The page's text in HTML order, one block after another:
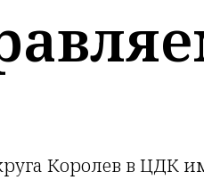
Королев в ЦДК